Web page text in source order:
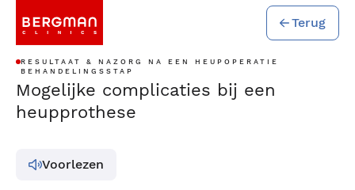
Terug
RESULTAAT & NAZORG NA EEN HEUPOPERATIE
BEHANDELINGSSTAP
Mogelijke complicaties bij een
heupprothese
Voorlezen